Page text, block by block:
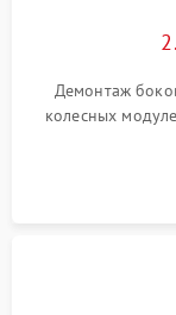
Демонтаж
колесных
очистка